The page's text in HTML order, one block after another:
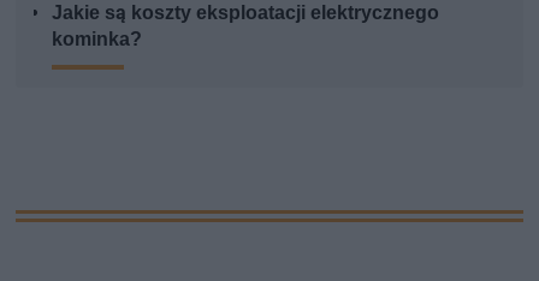
Jakie są koszty eksploatacji elektrycznego
kominka?